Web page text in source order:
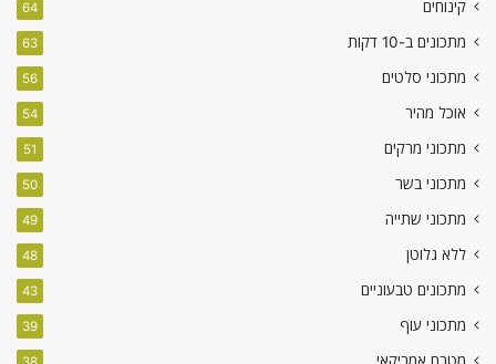
קינוחים 64
מתכונים ב-10 דקות 63
מתכוני סלטים 56
אוכל מהיר 54
מתכוני מרקים 51
מתכוני בשר 50
מתכוני שתייה 49
ללא גלוטן 48
מתכונים טבעוניים 43
מתכוני עוף 39
מטבח אמריקאי